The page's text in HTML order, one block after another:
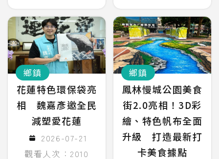
鄉鎮
花蓮特色環保袋亮
相 魏嘉彥邀全民
減塑愛花蓮
2026-07-21
觀看人次：2010
鄉鎮
鳳林慢城公園美食
街2.0亮相！3D彩
繪、特色帆布全面
升級 打造最新打
卡美食據點